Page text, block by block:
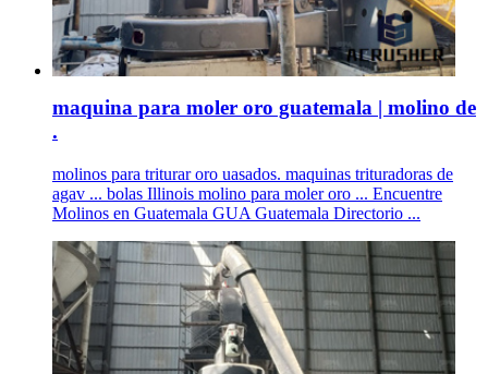
maquina para moler oro guatemala | molino de
.
molinos para triturar oro uasados. maquinas trituradoras de
agav ... bolas Illinois molino para moler oro ... Encuentre
Molinos en Guatemala GUA Guatemala Directorio ...